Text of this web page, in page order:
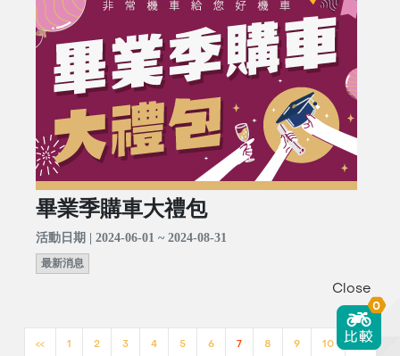
畢業季購車大禮包
活動日期 | 2024-06-01 ~ 2024-08-31
最新消息
<< 1 2 3 4 5 6 7 8 9 10 >>
Close
0